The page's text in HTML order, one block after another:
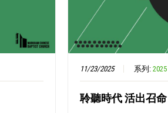
11/23/2025 系列:2025
聆聽時代 活出召命